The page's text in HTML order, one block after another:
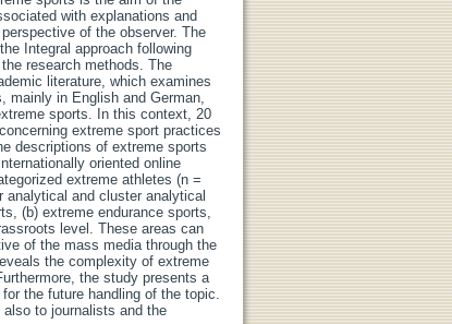
with explanations and
of the observer. The
Integral approach following
research methods. The
literature, which examines
mainly in English and German,
sports. In this context, 20
extreme sport practices
descriptions of extreme sports
oriented online
extreme athletes (n =
and cluster analytical
(b) extreme endurance sports,
level. These areas can
of the mass media through the
the complexity of extreme
the study presents a
the future handling of the topic.
to journalists and the